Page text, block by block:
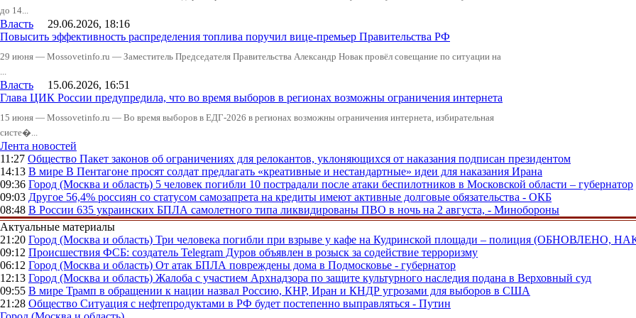
до 14...
Власть 29.06.2026, 18:16
Повысить эффективность распределения топлива поручил вице-премьер Правительства РФ
29 июня — Mossovetinfo.ru — Заместитель Председателя Правительства Александр Новак провёл совещание по ситуации на
...
Власть 15.06.2026, 16:51
Глава ЦИК России предупредила, что во время выборов в регионах возможны ограничения интернета
15 июня — Mossovetinfo.ru — Во время выборов в ЕДГ-2026 в регионах возможны ограничения интернета, избирательная
систе�...
Лента новостей
11:27 Общество Пакет законов об ограничениях для релокантов, уклоняющихся от наказания подписан президентом
14:13 В мире В Пентагоне просят солдат предлагать «креативные и нестандартные» идеи для наказания Ирана
09:36 Город (Москва и область) 5 человек погибли 10 пострадали после атаки беспилотников в Московской области – губернатор
09:03 Другое 56,4% россиян со статусом самозапрета на кредиты имеют активные долговые обязательства - ОКБ
08:48 В России 635 украинских БПЛА самолетного типа ликвидированы ПВО в ночь на 2 августа, - Минобороны
Актуальные материалы
21:20 Город (Москва и область) Три человека погибли при взрыве у кафе на Кудринской площади – полиция (ОБНОВЛЕНО,
09:12 Происшествия ФСБ: создатель Telegram Дуров объявлен в розыск за содействие терроризму
06:12 Город (Москва и область) От атак БПЛА повреждены дома в Подмосковье - губернатор
12:13 Город (Москва и область) Жалоба с участием Архнадзора по защите культурного наследия подана в Верховный суд
09:55 В мире Трамп в обращении к нации назвал Россию, КНР, Иран и КНДР угрозами для выборов в США
21:28 Общество Ситуация с нефтепродуктами в РФ будет постепенно выправляться - Путин